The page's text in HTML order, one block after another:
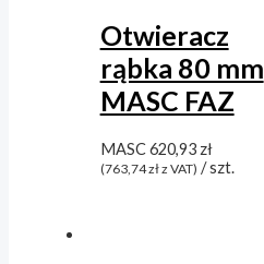
Otwieracz
rąbka 80 mm
MASC FAZ
MASC620,93 zł
(763,74złz VAT) / szt.